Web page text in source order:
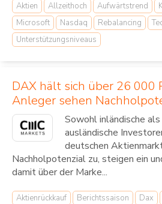
Aktien Allzeithoch Aufwärtstrend
Microsoft
Nasdaq Rebalancing
Unterstützungsniveaus
DAX hält sich über 26 000
Anleger sehen
Sowohl inländische
ausländische
deutschen
Nachholpotenzial zu, steigen ein
damit über der Marke...
Aktienrückkauf Berichtssaison Dax